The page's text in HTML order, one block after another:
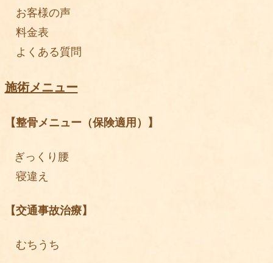
お客様の声
料金表
よくある質問
施術メニュー
【整骨メニュー（保険適用）】
ぎっくり腰
寝違え
【交通事故治療】
むちうち